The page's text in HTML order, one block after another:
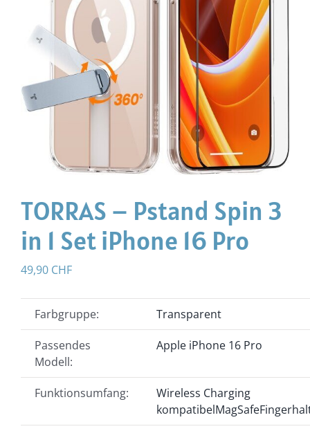
TORRAS – Pstand Spin 3
in 1 Set iPhone 16 Pro
49,90 CHF
Farbgruppe: Transparent
Passendes
Modell:
Apple iPhone 16 Pro
Funktionsumfang:
Wireless Charging
kompatibelMagSafe